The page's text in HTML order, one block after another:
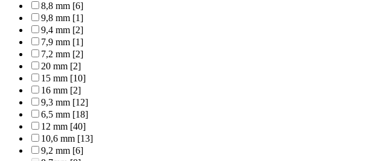
8,8 mm [6]
9,8 mm [1]
9,4 mm [2]
7,9 mm [1]
7,2 mm [2]
20 mm [2]
15 mm [10]
16 mm [2]
9,3 mm [12]
6,5 mm [18]
12 mm [40]
10,6 mm [13]
9,2 mm [6]